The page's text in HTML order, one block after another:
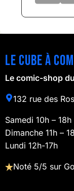
Le cube à
Le comic-shop
132 rue des
Samedi 10h – 18h
Dimanche 11h –
Lundi 12h-17h
Noté 5/5 sur